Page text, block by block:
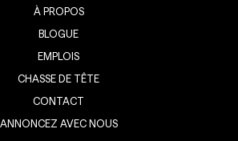
À PROPOS
BLOGUE
EMPLOIS
CHASSE DE TÊTE
CONTACT
ANNONCEZ AVEC NOUS